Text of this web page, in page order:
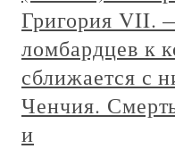
Григория VII.
ломбардцев к
сближается с
Ченчия.
и